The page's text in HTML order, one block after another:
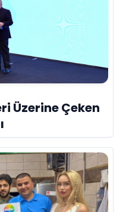
Üzerine Çeken